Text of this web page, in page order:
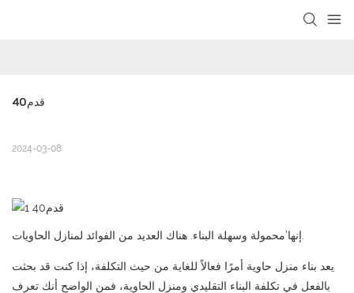
قدم40
2024-03-08
إنها’محمولة وسهلة البناء. هناك العديد من الفوائد لمنازل الحاويات.
يعد بناء منزل حاوية أمرًا فعالاً للغاية من حيث التكلفة، إذا كنت قد بحثت
بالفعل في تكلفة البناء التقليدي ومنزل الحاوية، فمن الواضح أنك تعرف